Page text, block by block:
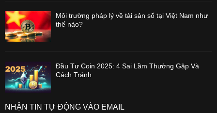
Môi trường pháp lý về tài sản số tại Việt Nam như
thế nào?
Đầu Tư Coin 2025: 4 Sai Lầm Thường Gặp Và
Cách Tránh
NHẬN TIN TỰ ĐỘNG VÀO EMAIL